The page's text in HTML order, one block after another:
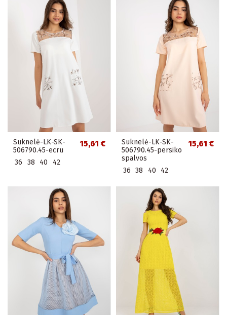
Suknelė-LK-SK-
506790.45-ecru
15,61 €
36 38 40 42
Suknelė-LK-SK-
506790.45-persiko
spalvos
15,61 €
36 38 40 42